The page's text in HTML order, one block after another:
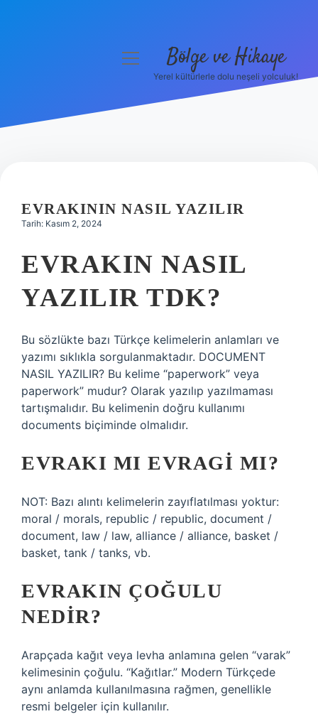
Hakkımızda
menüyü
Bölge ve Hikaye
Yerel kültürlerle dolu neşeli yolculuk!
EVRAKININ NASIL YAZILIR
Tarih: Kasım 2, 2024
EVRAKIN NASIL
YAZILIR TDK?
Bu sözlükte bazı Türkçe kelimelerin anlamları ve
yazımı sıklıkla sorgulanmaktadır. DOCUMENT
NASIL YAZILIR? Bu kelime “paperwork” veya
paperwork” mudur? Olarak yazılıp yazılmaması
tartışmalıdır. Bu kelimenin doğru kullanımı
documents biçiminde olmalıdır.
EVRAKI MI EVRAGI MI?
NOT: Bazı alıntı kelimelerin zayıflatılması yoktur:
moral / morals, republic / republic, document /
document, law / law, alliance / alliance, basket /
basket, tank / tanks, vb.
EVRAKIN ÇOĞULU
NEDIR?
Arapçada kağıt veya levha anlamına gelen “varak”
kelimesinin çoğulu. “Kağıtlar.” Modern Türkçede
aynı anlamda kullanılmasına rağmen, genellikle
resmi belgeler için kullanılır.